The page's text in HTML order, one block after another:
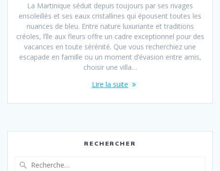
La Martinique séduit depuis toujours par ses rivages
ensoleillés et ses eaux cristallines qui épousent toutes les
nuances de bleu. Entre nature luxuriante et traditions
créoles, l’île aux fleurs offre un cadre exceptionnel pour des
vacances en toute sérénité. Que vous recherchiez une
escapade en famille ou un moment d’évasion entre amis,
choisir une villa…
Lire la suite
RECHERCHER